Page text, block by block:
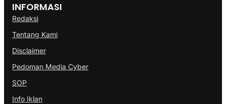
INFORMASI
Redaksi
Tentang Kami
Disclaimer
Pedoman Media Cyber
SOP
Info Iklan